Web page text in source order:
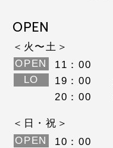
OPEN
＜火〜土＞
OPEN
11：00
LO
19：00
20：00
＜日・祝＞
OPEN
10：00